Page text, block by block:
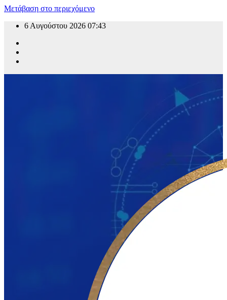
Μετάβαση στο περιεχόμενο
6 Αυγούστου 2026 07:43